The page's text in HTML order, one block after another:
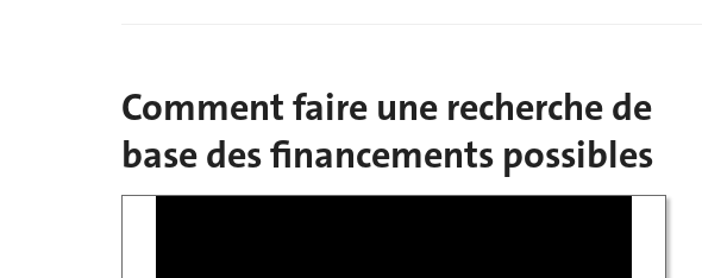
Comment faire une recherche de
base des financements possibles